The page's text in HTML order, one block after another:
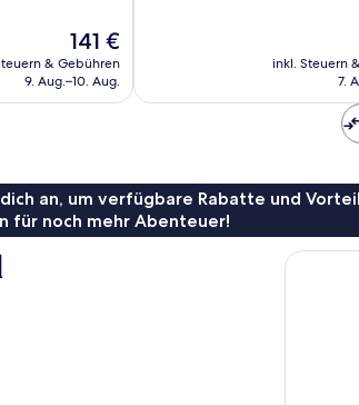
Der
Preis
beträgt
141 €
& Gebühren
9. Aug.–10. Aug.
inkl. Steuern
7.
an, um verfügbare Rabatte und
für noch mehr Abenteuer!